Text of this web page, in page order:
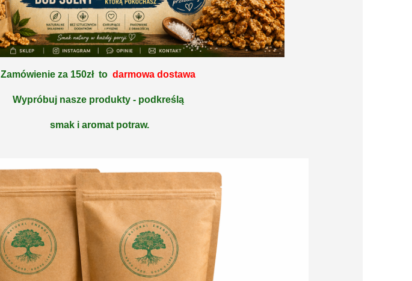
Zamówienie za 150zł to darmowa dostawa
Wypróbuj nasze produkty - podkreślą
smak i aromat potraw.